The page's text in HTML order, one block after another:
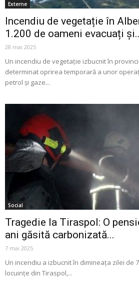
Externe
Incendiu de vegetație în
1.200 de oameni evacuați
28 mai 2025
Un incendiu de vegetație izbucnit în
determinat oprirea temporară a unor
petrol și gaze...
Social
Tragedie la Tiraspol: O
ani găsită carbonizată...
7 mai 2025
Un incendiu a izbucnit în dimineața zilei de
locuințe din Tiraspol,...